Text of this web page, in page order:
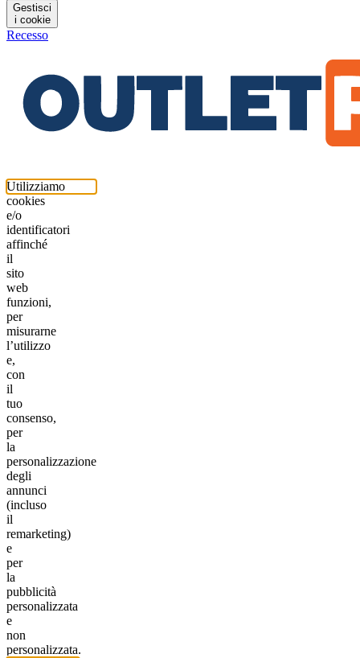
Gestisci
i cookie
Recesso
Utilizziamo
cookies
e/o
identificatori
affinché
il
sito
web
funzioni,
per
misurarne
l’utilizzo
e,
con
il
tuo
consenso,
per
la
personalizzazione
degli
annunci
(incluso
il
remarketing)
e
per
la
pubblicità
personalizzata
e
non
personalizzata.